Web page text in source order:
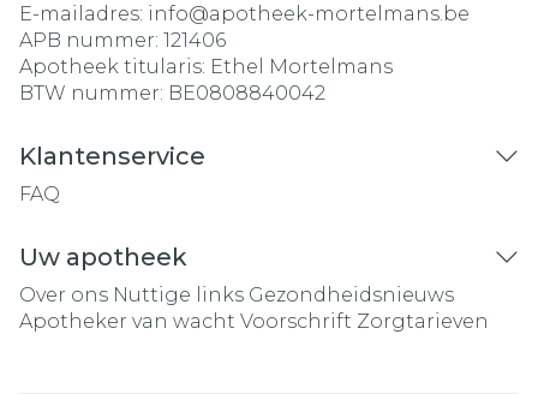
E-mailadres: info@apotheek-mortelmans.be
APB nummer: 121406
Apotheek titularis: Ethel Mortelmans
BTW nummer: BE0808840042
Klantenservice
FAQ
Uw apotheek
Over ons Nuttige links Gezondheidsnieuws
Apotheker van wacht Voorschrift Zorgtarieven